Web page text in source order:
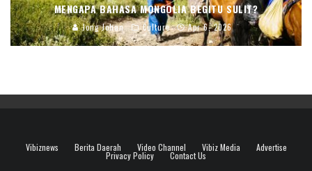
MENGAPA BAHASA MONGOLIA BEGITU SULIT?
Jong Johan Culture Apr 6, 2026
Vibiznews Berita Daerah Video Channel Vibiz Media Advertise
Privacy Policy Contact Us